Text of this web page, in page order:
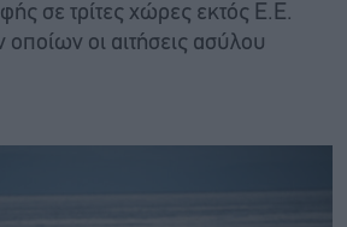
σε τρίτες χώρες εκτός Ε.Ε.
οι αιτήσεις ασύλου